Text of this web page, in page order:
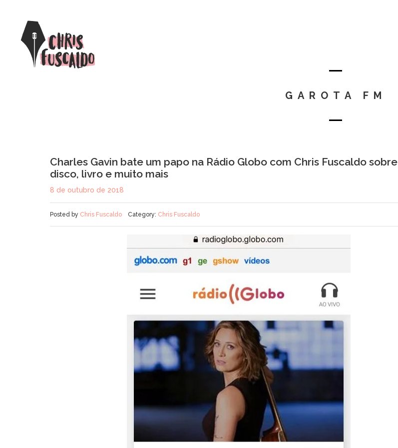
GAROTA FM
Charles Gavin bate um papo na Rádio Globo com Chris Fuscaldo sobre
disco, livro e muito mais
8 de outubro de 2018
Posted by Chris Fuscaldo Category: Chris Fuscaldo